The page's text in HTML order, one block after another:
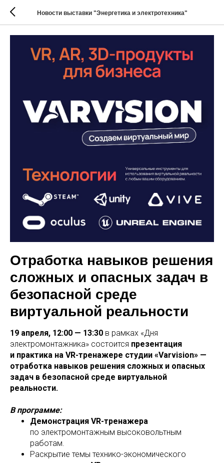
Новости выставки "Энергетика и электротехника"
Отработка навыков решения
сложных и опасных задач в
безопасной среде
виртуальной реальности
19 апреля, 12:00 — 13:30 в рамках «Дня
электромонтажника» состоится презентация
и практика на VR-тренажере студии «Varvision» —
отработка навыков решения сложных и опасных
задач в безопасной среде виртуальной
реальности.
В программе:
Демонстрация VR-тренажера
по электромонтажным высоковольтным
работам.
Раскрытие темы технико-экономического